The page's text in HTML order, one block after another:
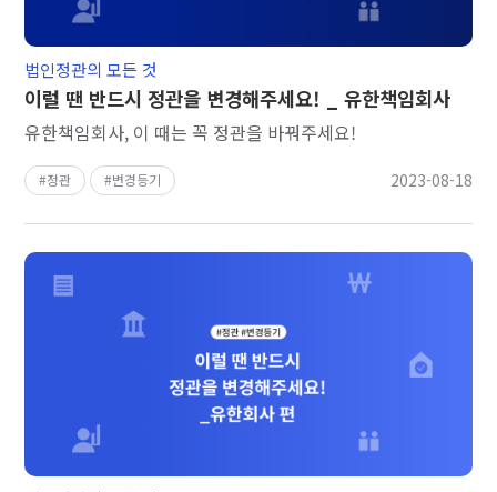
이럴 땐 반드시 정관을 변경해주세요! _ 유한책임회사
유한책임회사, 이 때는 꼭 정관을 바꿔주세요!
법인정관의 모든 것
정관 변경등기 2023-08-18